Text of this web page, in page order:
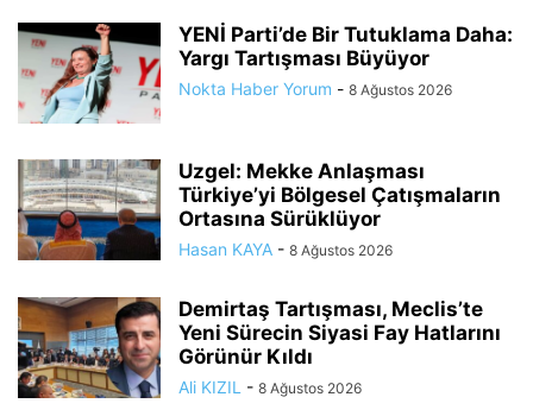
YENİ Parti’de Bir Tutuklama Daha:
Yargı Tartışması Büyüyor
Nokta Haber Yorum - 8 Ağustos 2026
Uzgel: Mekke Anlaşması
Türkiye’yi Bölgesel Çatışmaların
Ortasına Sürüklüyor
Hasan KAYA - 8 Ağustos 2026
Demirtaş Tartışması, Meclis’te
Yeni Sürecin Siyasi Fay Hatlarını
Görünür Kıldı
Ali KIZIL - 8 Ağustos 2026